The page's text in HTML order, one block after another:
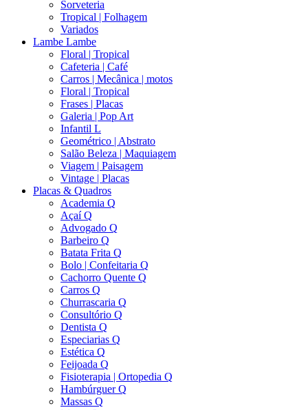
Sorveteria
Tropical | Folhagem
Variados
Lambe Lambe
Floral | Tropical
Cafeteria | Café
Carros | Mecânica | motos
Floral | Tropical
Frases | Placas
Galeria | Pop Art
Infantil L
Geométrico | Abstrato
Salão Beleza | Maquiagem
Viagem | Paisagem
Vintage | Placas
Placas & Quadros
Academia Q
Açaí Q
Advogado Q
Barbeiro Q
Batata Frita Q
Bolo | Confeitaria Q
Cachorro Quente Q
Carros Q
Churrascaria Q
Consultório Q
Dentista Q
Especiarias Q
Estética Q
Feijoada Q
Fisioterapia | Ortopedia Q
Hambúrguer Q
Massas Q